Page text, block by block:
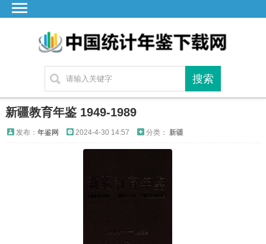
江苏
新疆教育年鉴 1949-1989
发布： 年鉴网 2024-4-30 14:57 分类： 新疆